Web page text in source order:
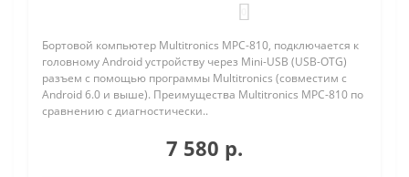
Бортовой компьютер Multitronics MPC-810, подключается к
головному Android устройству через Mini-USB (USB-OTG)
разъем с помощью программы Multitronics (совместим с
Android 6.0 и выше). Преимущества Multitronics MPC-810 по
сравнению с диагностически..
7 580 р.